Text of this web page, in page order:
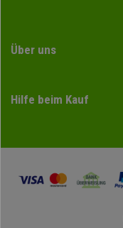
Über uns
Hilfe beim Kauf